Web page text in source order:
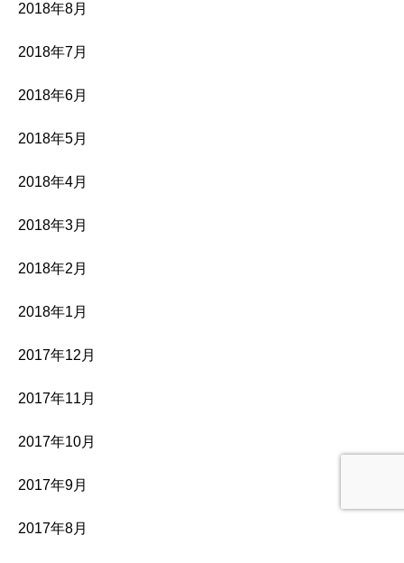
2018年8月
2018年7月
2018年6月
2018年5月
2018年4月
2018年3月
2018年2月
2018年1月
2017年12月
2017年11月
2017年10月
2017年9月
2017年8月